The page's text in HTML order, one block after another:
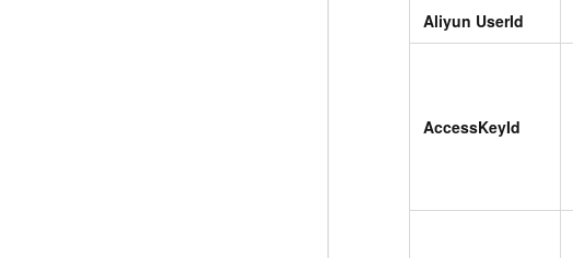
Aliyun UserId
AccessKeyId